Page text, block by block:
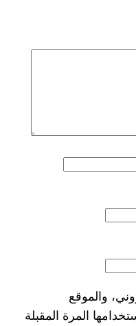
والموقع
المرة المقبلة